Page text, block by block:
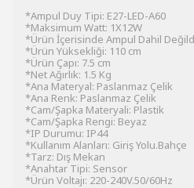
*Ampul Duy Tipi: E27-LED-A60
*Maksimum Watt: 1X12W
*Ürün İçerisinde Ampul Dahil
*Ürün Yüksekliği: 110 cm
*Ürün Çapı: 7.5 cm
*Net Ağırlık: 1.5 Kg
*Ana Materyal: Paslanmaz Çelik
*Ana Renk: Paslanmaz Çelik
*Cam/Şapka Materyali: Plastik
*Cam/Şapka Rengi: Beyaz
*IP Durumu: IP44
*Kullanım Alanları: Giriş Yolu.Bahçe
*Tarz: Dış Mekan
*Anahtar Tipi: Sensor
*Ürün Voltajı: 220-240V.50/60Hz